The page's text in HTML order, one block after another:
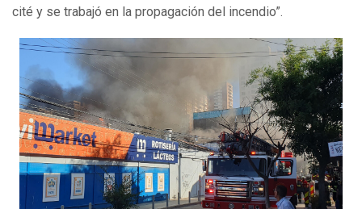
cité y se trabajó en la propagación del incendio”.